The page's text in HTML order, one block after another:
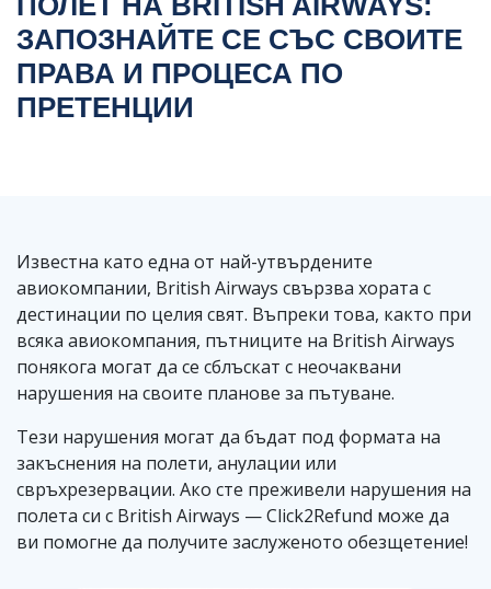
ЗАПОЗНАЙТЕ СЕ СЪС СВОИТЕ
ПРАВА И ПРОЦЕСА ПО
ПРЕТЕНЦИИ
Известна като една от най-утвърдените
авиокомпании, British Airways свързва хората с
дестинации по целия свят. Въпреки това, както при
всяка авиокомпания, пътниците на British Airways
понякога могат да се сблъскат с неочаквани
нарушения на своите планове за пътуване.
Тези нарушения могат да бъдат под формата на
закъснения на полети, анулации или
свръхрезервации. Ако сте преживели нарушения на
полета си с British Airways — Click2Refund може да
ви помогне да получите заслуженото обезщетение!